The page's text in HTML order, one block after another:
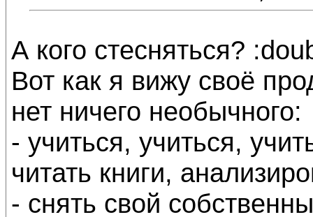
А кого стесняться?
Вот как я вижу своё
нет ничего необычного:
- учиться, учиться,
читать книги,
- снять свой